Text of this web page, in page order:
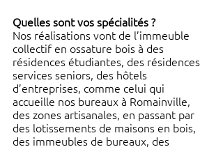
Quelles sont vos spécialités ?
Nos réalisations vont de l’immeuble
collectif en ossature bois à des
résidences étudiantes, des résidences
services seniors, des hôtels
d’entreprises, comme celui qui
accueille nos bureaux à Romainville,
des zones artisanales, en passant par
des lotissements de maisons en bois,
des immeubles de bureaux, des